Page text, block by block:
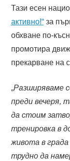
Тази есен
активно!“за
обхване по-
промотира
прекарване на
„Разширяваме
преди вечеря,
да стоим
тренировка в
живота в града
трудно да